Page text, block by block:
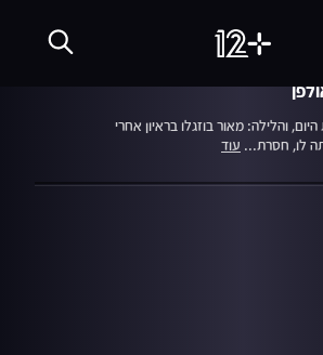
והלילה: מאור בוזגלו בראיון אחרי
לו, חסרת... עוד